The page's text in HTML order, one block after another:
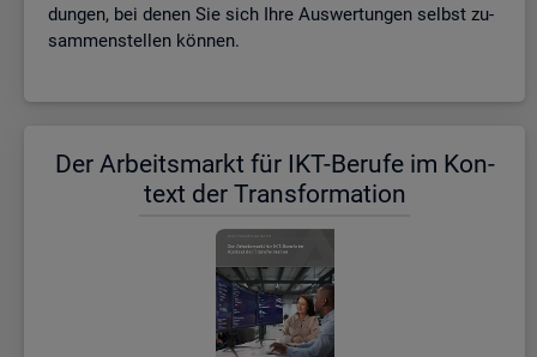
dun­gen, bei denen Sie sich Ihre Aus­wer­tun­gen selbst zu­
sam­men­stel­len kön­nen.
Der Ar­beits­markt für IKT-Be­ru­fe im Kon­
text der Trans­for­ma­ti­on